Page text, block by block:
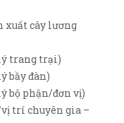
xuất cây lương
trang trại)
bầy đàn)
bộ phận/đơn vị)
trí chuyên gia –